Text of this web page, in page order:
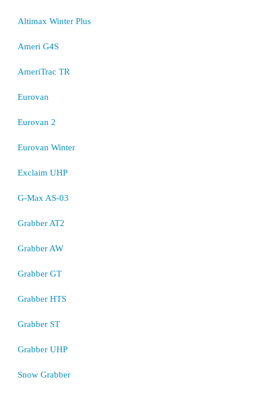
Altimax Winter Plus
Ameri G4S
AmeriTrac TR
Eurovan
Eurovan 2
Eurovan Winter
Exclaim UHP
G-Max AS-03
Grabber AT2
Grabber AW
Grabber GT
Grabber HTS
Grabber ST
Grabber UHP
Snow Grabber